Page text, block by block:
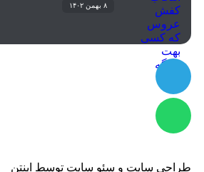
۸ بهمن ۱۴۰۲
طراحی سایت و سئو سایت توسط اینتن